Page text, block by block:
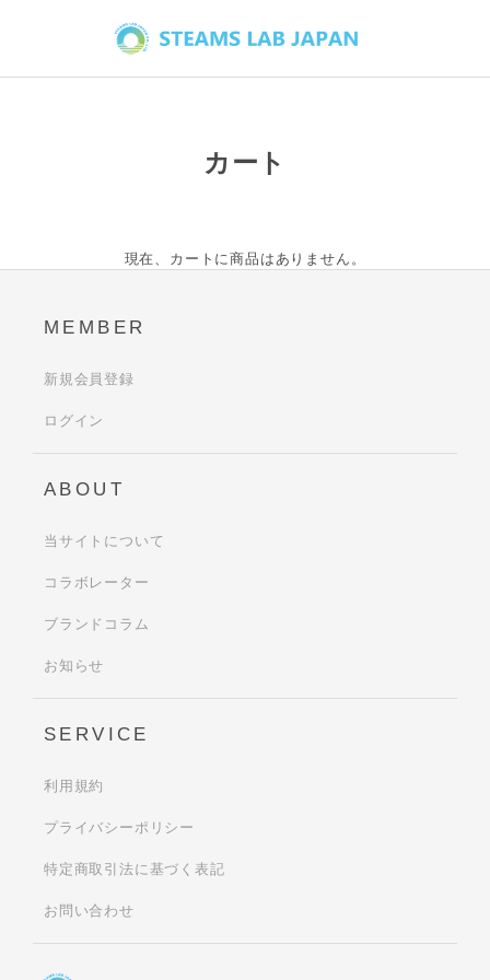
カート
現在、カートに商品はありません。
MEMBER
新規会員登録
ログイン
ABOUT
当サイトについて
コラボレーター
ブランドコラム
お知らせ
SERVICE
利用規約
プライバシーポリシー
特定商取引法に基づく表記
お問い合わせ